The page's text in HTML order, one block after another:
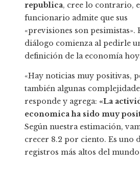
republica, cree lo contrario,
funcionario admite que sus
«previsiones son pesimistas».
diálogo comienza al pedirle
definición de la economía
«Hay noticias muy positivas,
también algunas
responde y agrega: «La
economica ha sido muy
Según nuestra estimación,
crecer 8.2 por ciento. Es uno
registros más altos del